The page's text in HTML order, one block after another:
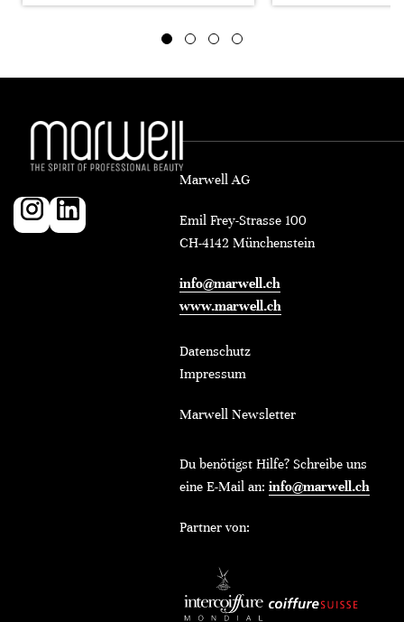
Marwell AG
Emil Frey-Strasse 100
CH-4142 Münchenstein
info@marwell.ch
www.marwell.ch
Datenschutz
Impressum
Marwell Newsletter
Du benötigst Hilfe? Schreibe uns
eine E-Mail an: info@marwell.ch
Partner von: